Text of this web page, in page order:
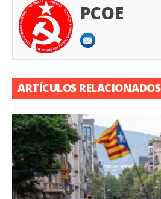
PCOE
ARTÍCULOS RELACIONADOS